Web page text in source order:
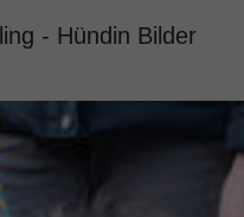
- Hündin Bilder